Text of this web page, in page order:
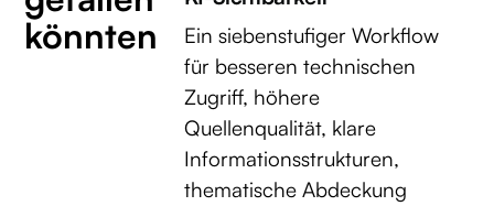
könnten
Ein siebenstufiger Workflow
für besseren technischen
Zugriff, höhere
Quellenqualität, klare
Informationsstrukturen,
thematische Abdeckung